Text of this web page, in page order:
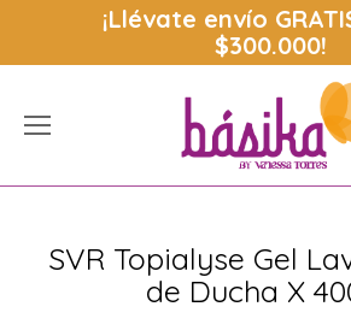
¡Llévate envío
$300.000!
SVR Topialyse Gel
de Ducha X